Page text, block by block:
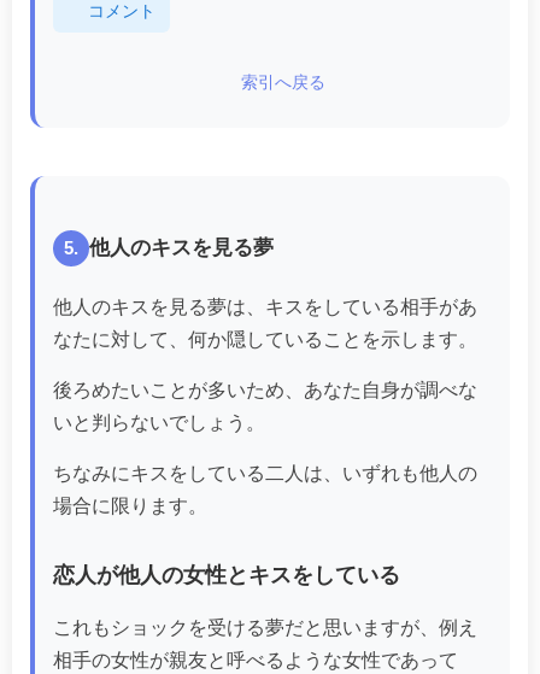
コメント
索引へ戻る
5. 他人のキスを見る夢
他人のキスを見る夢は、キスをしている相手があ
なたに対して、何か隠していることを示します。
後ろめたいことが多いため、あなた自身が調べな
いと判らないでしょう。
ちなみにキスをしている二人は、いずれも他人の
場合に限ります。
恋人が他人の女性とキスをしている
これもショックを受ける夢だと思いますが、例え
相手の女性が親友と呼べるような女性であって